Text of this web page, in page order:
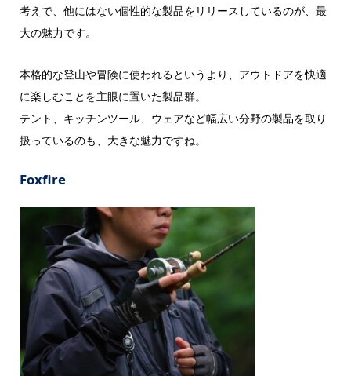
考えで、他にはない個性的な製品をリリースしているのが、最
大の魅力です。
本格的な登山や冒険に使われるというより、アウトドアを快適
に楽しむことを主眼に置いた製品群。
テント、キッチンツール、ウェアなど幅広い分野の製品を取り
扱っているのも、大きな魅力ですね。
Foxfire